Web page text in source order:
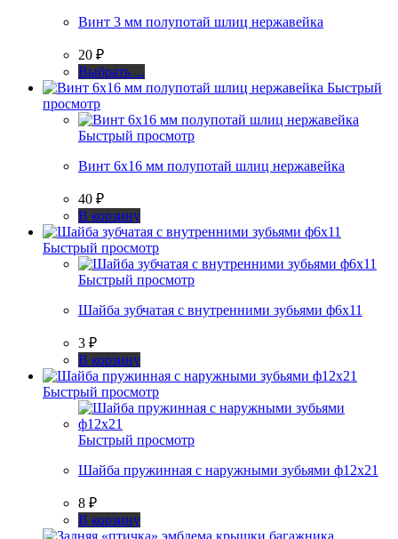
можно
товара.
Винт 3 мм полупотай шлиц нержавейка
20 ₽
Выбрать ...
товар
несколько
вариаций.
можно
товара.
Быстрый
просмотр
Быстрый просмотр
Винт 6х16 мм полупотай шлиц нержавейка
40 ₽
В корзину
Быстрый просмотр
Быстрый просмотр
Шайба зубчатая с внутренними зубьями ф6х11
3 ₽
В корзину
Быстрый просмотр
Быстрый просмотр
Шайба пружинная с наружными зубьями ф12х21
8 ₽
В корзину